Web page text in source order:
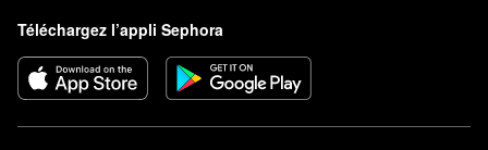
Téléchargez l’appli Sephora